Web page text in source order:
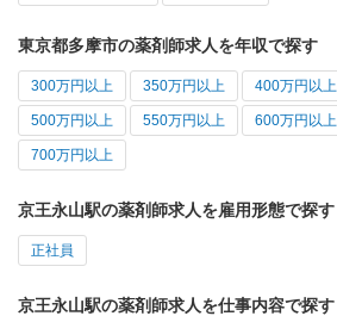
東京都多摩市の薬剤師求人を年収で探す
300万円以上 350万円以上 400万円以上
500万円以上 550万円以上 600万円以上
700万円以上
京王永山駅の薬剤師求人を雇用形態で探す
正社員
京王永山駅の薬剤師求人を仕事内容で探す